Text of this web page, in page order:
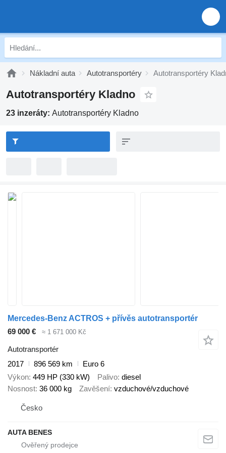
Nákladní auta Autotransportéry Autotransportéry
Autotransportéry Kladno
23 inzeráty: Autotransportéry Kladno
Mercedes-Benz ACTROS + přívěs autotransportér
69 000 €
≈ 1 671 000 Kč
Autotransportér
2017
896 569 km
Euro 6
Výkon 449 HP (330 kW) Palivo diesel
Nosnost 36 000 kg Zavěšení vzduchové/vzduchové
Česko
AUTA BENES